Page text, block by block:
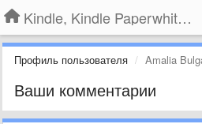
Kindle, Kindle Paperwhite, Kindle Voyage
Профиль пользователя Amalia
Ваши комментарии